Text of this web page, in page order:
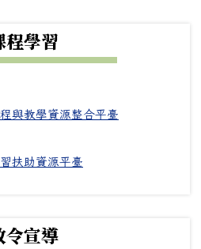
程學習
與教學資源整合平臺
扶助資源平臺
令宣導